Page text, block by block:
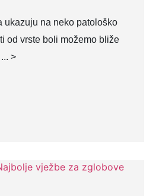
ukazuju na neko patološko
od vrste boli možemo bliže
>